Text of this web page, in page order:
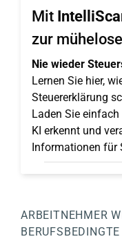
Mit
zur
Nie wieder
Lernen Sie hier,
Steuererklärung
Laden Sie
KI erkennt und
Informationen für
ARBEITNEHMER